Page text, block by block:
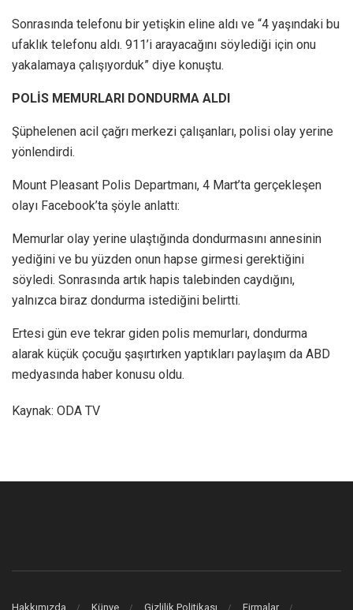
Sonrasında telefonu bir yetişkin eline aldı ve “4 yaşındaki bu
ufaklık telefonu aldı. 911’i arayacağını söylediği için onu
yakalamaya çalışıyorduk” diye konuştu.
POLİS MEMURLARI DONDURMA ALDI
Şüphelenen acil çağrı merkezi çalışanları, polisi olay yerine
yönlendirdi.
Mount Pleasant Polis Departmanı, 4 Mart’ta gerçekleşen
olayı Facebook’ta şöyle anlattı:
Memurlar olay yerine ulaştığında dondurmasını annesinin
yediğini ve bu yüzden onun hapse girmesi gerektiğini
söyledi. Sonrasında artık hapis talebinden caydığını,
yalnızca biraz dondurma istediğini belirtti.
Ertesi gün eve tekrar giden polis memurları, dondurma
alarak küçük çocuğu şaşırtırken yaptıkları paylaşım da ABD
medyasında haber konusu oldu.
Kaynak: ODA TV
Hakkımızda Künye Gizlilik Politikası Firmalar